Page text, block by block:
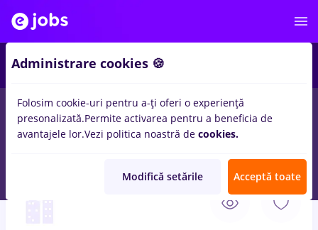
Salarii Remote (de acasă) București Cluj-
Administrare cookies 🍪
Folosim cookie-uri pentru a-ți oferi o experiență
presonalizată.Permite activarea pentru a beneficia de
avantajele lor.Vezi politica noastră de cookies.
Modifică setările Acceptă toate